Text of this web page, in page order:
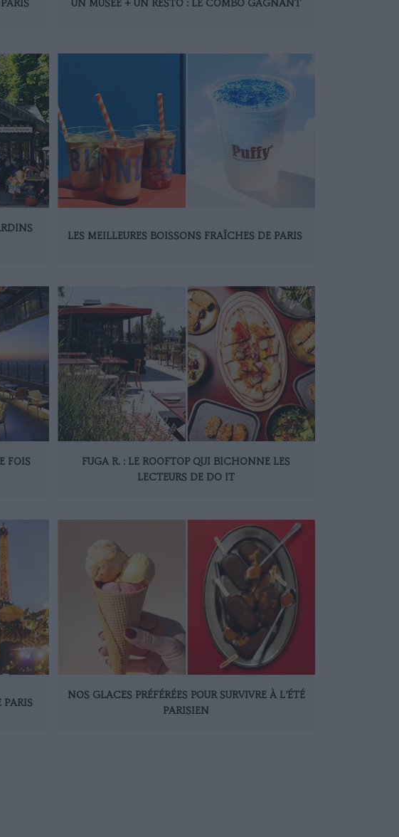
UN MUSÉE + UN RESTO : LE COMBO GAGNANT
LES MEILLEURES BOISSONS FRAÎCHES DE PARIS
FOIS
FUGA R. : LE ROOFTOP QUI BICHONNE LES
LECTEURS DE DO IT
PARIS
NOS GLACES PRÉFÉRÉES POUR SURVIVRE À L’ÉTÉ
PARISIEN